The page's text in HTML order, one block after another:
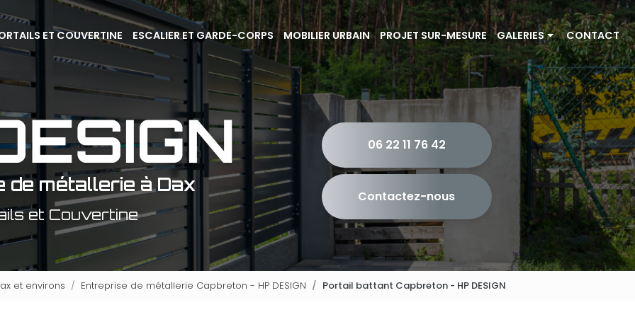
ET COUVERTINE ESCALIER ET GARDE-CORPS MOBILIER URBAIN PROJET SUR-MESURE GALERIES
Portails et couvertine
Escalier et garde-corps
Mobilier urbain
Projet sur-mesure
CONTACT
de métallerie à Dax
et Couvertine
06 22 11 76 42
Contactez-nous
et environs Entreprise de métallerie Capbreton - HP DESIGN Portail battant Capbreton - HP DESIGN